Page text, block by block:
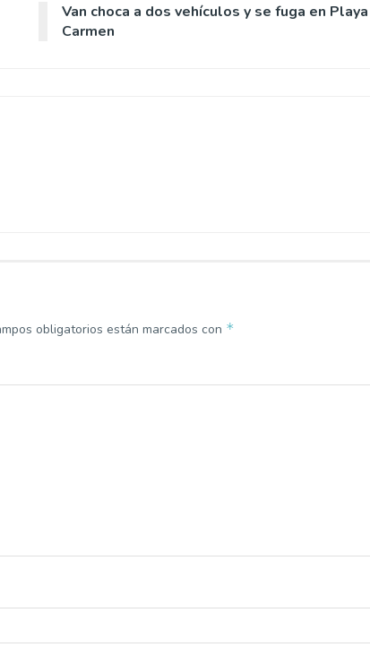
Van choca a dos vehículos y se fuga en
Carmen
obligatorios están marcados con *